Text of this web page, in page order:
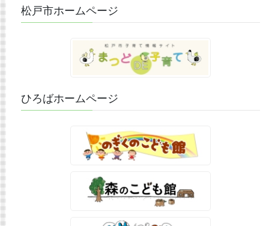
松戸市ホームページ
ひろばホームページ